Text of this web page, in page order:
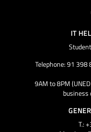
IT
Telephone: 91 398
9AM to 8PM
business
T.: